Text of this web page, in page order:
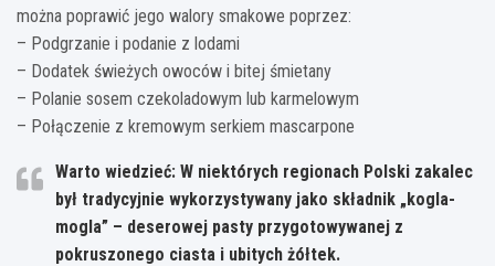
można poprawić jego walory smakowe poprzez:
– Podgrzanie i podanie z lodami
– Dodatek świeżych owoców i bitej śmietany
– Polanie sosem czekoladowym lub karmelowym
– Połączenie z kremowym serkiem mascarpone
Warto wiedzieć: W niektórych regionach Polski zakalec
był tradycyjnie wykorzystywany jako składnik „kogla-
mogla” – deserowej pasty przygotowywanej z
pokruszonego ciasta i ubitych żółtek.